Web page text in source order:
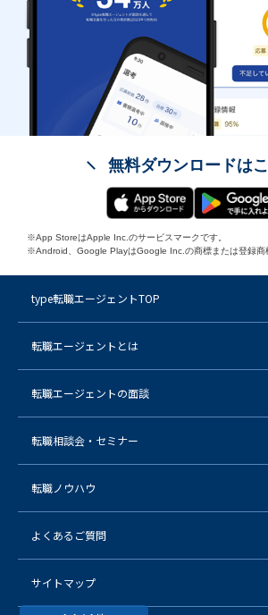
無料ダウンロードは
※App StoreはApple Inc.のサービスマークです。
※Android、Google PlayはGoogle Inc.の商標または登録商
type転職エージェントTOP
転職エージェントとは
転職エージェントの面談
転職相談会・セミナー
転職ノウハウ
よくあるご質問
サイトマップ